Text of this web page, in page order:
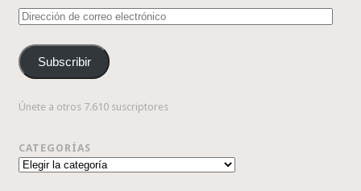
Dirección
correo
electrónico
Subscribir
Únete a otros 7.610 suscriptores
CATEGORÍAS
Categorías